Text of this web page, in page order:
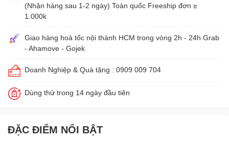
(Nhận hàng sau 1-2 ngày) Toàn quốc Freeship đơn ≥
1.000k
Giao hàng hoả tốc nội thành HCM trong vòng 2h - 24h Grab
- Ahamove - Gojek
Doanh Nghiệp & Quà tặng : 0909 009 704
Dùng thử trong 14 ngày đầu tiên
ĐẶC ĐIỂM NỔI BẬT